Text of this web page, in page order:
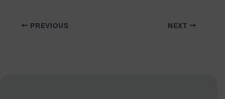
PREVIOUS NEXT